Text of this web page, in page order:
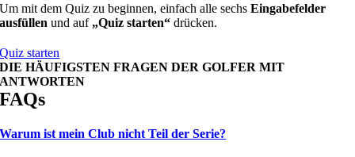
Um mit dem Quiz zu beginnen, einfach alle sechsEingabefelder
ausfüllen und auf „Quiz starten“ drücken.
Quiz starten
DIE HÄUFIGSTEN FRAGEN DER GOLFER MIT
ANTWORTEN
FAQs
Warum ist mein Club nicht Teil der Serie?